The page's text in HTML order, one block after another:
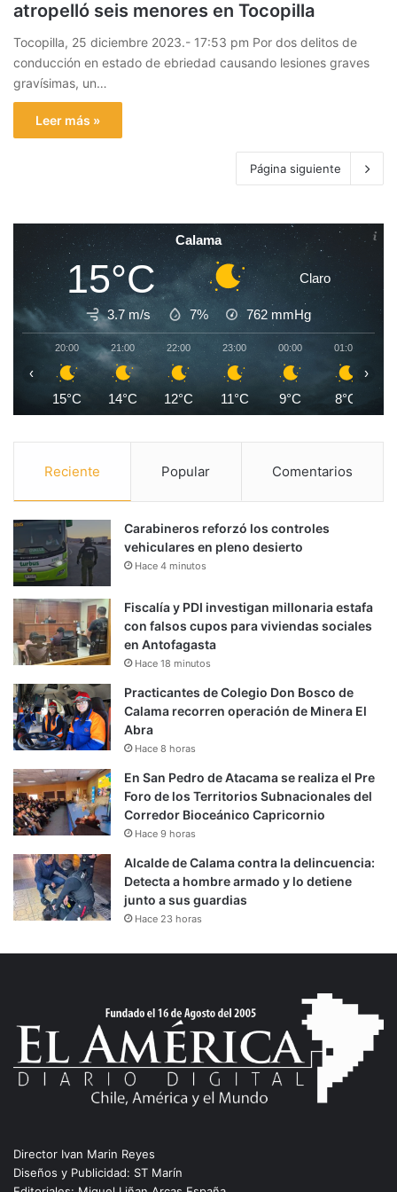
atropelló seis menores en Tocopilla
Tocopilla, 25 diciembre 2023.- 17:53 pm Por dos delitos de
conducción en estado de ebriedad causando lesiones graves
gravísimas, un…
Leer más »
Página siguiente
Calama
15°C Claro
3.7 m/s 7% 762 mmHg
20:00
15°C
21:00
14°C
22:00
12°C
23:00
11°C
00:00
9°C
01:00
8°C
‹ ›
Reciente Popular Comentarios
Carabineros reforzó los controles
vehiculares en pleno desierto
Hace 4 minutos
Fiscalía y PDI investigan millonaria estafa
con falsos cupos para viviendas sociales
en Antofagasta
Hace 18 minutos
Practicantes de Colegio Don Bosco de
Calama recorren operación de Minera El
Abra
Hace 8 horas
En San Pedro de Atacama se realiza el Pre
Foro de los Territorios Subnacionales del
Corredor Bioceánico Capricornio
Hace 9 horas
Alcalde de Calama contra la delincuencia:
Detecta a hombre armado y lo detiene
junto a sus guardias
Hace 23 horas
Director Ivan Marin Reyes
Diseños y Publicidad: ST Marín